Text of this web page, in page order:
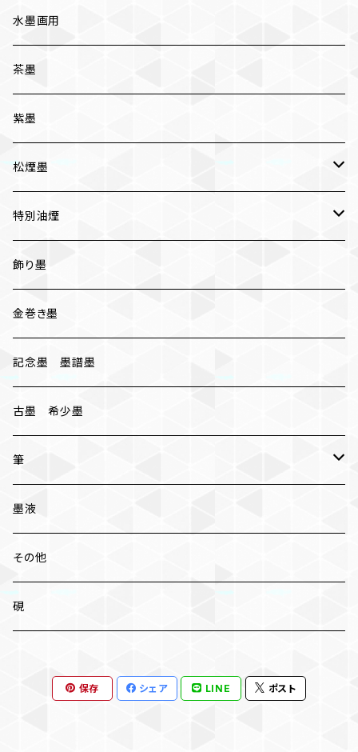
五ツ星
写経用
条幅用
一般実用
水墨画用
茶墨
紫墨
松煙墨
いきまつ
おちまつ
特別油煙
椿油煙墨
胡麻油煙墨
桐油煙墨
飾り墨
金巻き墨
記念墨 墨譜墨
古墨 希少墨
筆
小筆
中筆
太筆
墨液
その他
硯
保存 シェア LINE ポスト